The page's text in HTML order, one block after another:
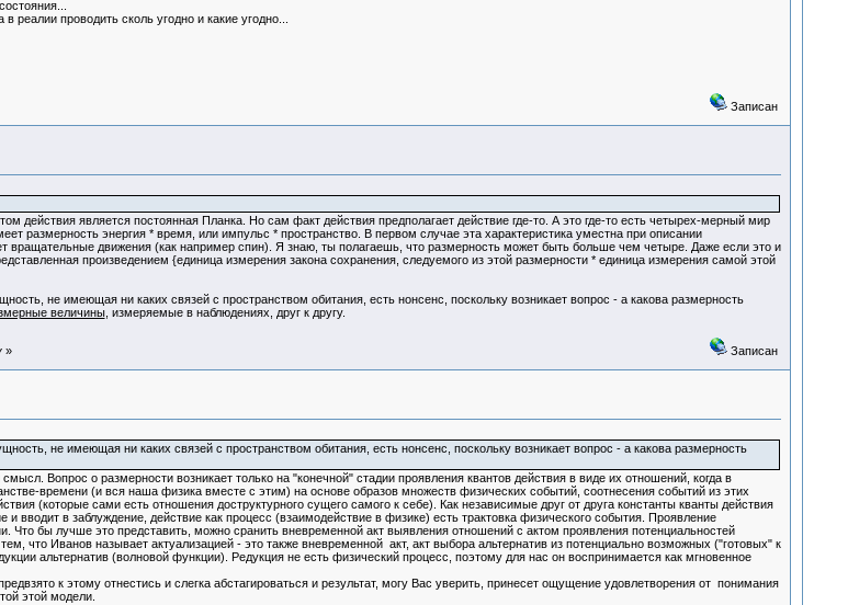
проводить сколь угодно и какие угодно...
Записан
действия является постоянная Планка. Но сам факт действия предполагает действие где-то. А это где-то есть четырех-мерный мир
размерность энергия * время, или импульс * пространство. В первом случае эта характеристика уместна при описании
вращательные движения (как например спин). Я знаю, ты полагаешь, что размерность может быть больше чем четыре. Даже если это и
произведением {единица измерения закона сохранения, следуемого из этой размерности * единица измерения самой этой
не имеющая ни каких связей с пространством обитания, есть нонсенс, поскольку возникает вопрос - а какова размерность
величины, измеряемые в наблюдениях, друг к другу.
» Записан
не имеющая ни каких связей с пространством обитания, есть нонсенс, поскольку возникает вопрос - а какова размерность
Вопрос о размерности возникает только на "конечной" стадии проявления квантов действия в виде их отношений, когда в
времени (и вся наша физика вместе с этим) на основе образов множеств физических событий, соотнесения событий из этих
(которые сами есть отношения доструктурного сущего самого к себе). Как независимые друг от друга константы кванты действия
вводит в заблуждение, действие как процесс (взаимодействие в физике) есть трактовка физического события. Проявление
Что бы лучше это представить, можно сранить вневременной акт выявления отношений с актом проявления потенциальностей
что Иванов называет актуализацией - это также вневременной акт, акт выбора альтернатив из потенциально возможных ("готовых" к
альтернатив (волновой функции). Редукция не есть физический процесс, поэтому для нас он воспринимается как мгновенное
к этому отнестись и слегка абстагироваться и результат, могу Вас уверить, принесет ощущение удовлетворения от понимания
этой модели.